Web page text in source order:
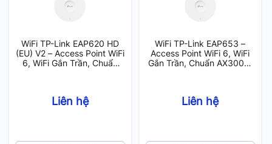
WiFi TP-Link EAP620 HD
(EU) V2 – Access Point WiFi
6, WiFi Gắn Trần, Chuẩn
Liên hệ
WiFi TP-Link EAP653 –
Access Point WiFi 6, WiFi
Gắn Trần, Chuẩn AX3000,
Liên hệ